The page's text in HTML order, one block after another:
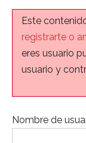
Este
registrarte o
eres usuario
usuario y
Nombre de